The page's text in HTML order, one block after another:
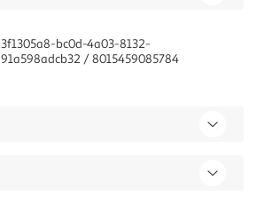
3f1305a8-bc0d-4a03-8132-
91a598adcb32 / 8015459085784